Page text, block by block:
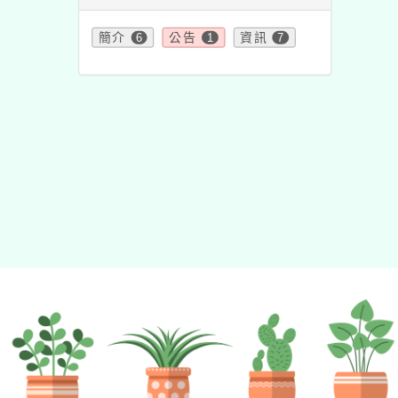
簡介 6 公告 1 資訊 7